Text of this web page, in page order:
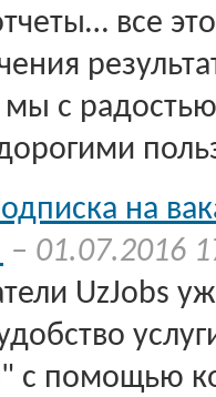
все
с
на
– 01.07.2016
UzJobs
с помощью